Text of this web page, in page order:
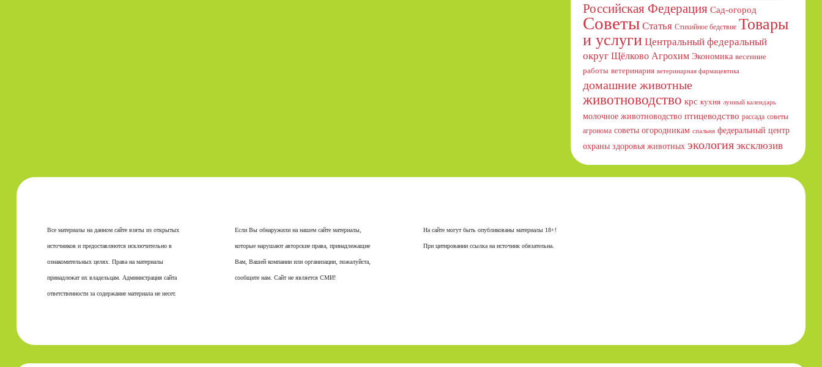
Российская Федерация Сад-огород
Советы Статья Стихийное бедствие Товары
и услуги Центральный федеральный
округ Щёлково Агрохим Экономика весенние
работы ветеринария ветеринарная фармацевтика
домашние животные
животноводство крс кухня лунный календарь
молочное животноводство птицеводство рассада советы
агронома советы огородникам спальня федеральный центр
охраны здоровья животных экология эксклюзив
Все материалы на данном сайте взяты из открытых
источников и предоставляются исключительно в
ознакомительных целях. Права на материалы
принадлежат их владельцам. Администрация сайта
ответственности за содержание материала не несет.
Если Вы обнаружили на нашем сайте материалы,
которые нарушают авторские права, принадлежащие
Вам, Вашей компании или организации, пожалуйста,
сообщите нам. Сайт не является СМИ!
На сайте могут быть опубликованы материалы 18+!
При цитировании ссылка на источник обязательна.